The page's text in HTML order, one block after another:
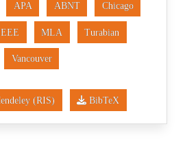
APA ABNT Chicago
MLA Turabian
Vancouver
(RIS) BibTeX